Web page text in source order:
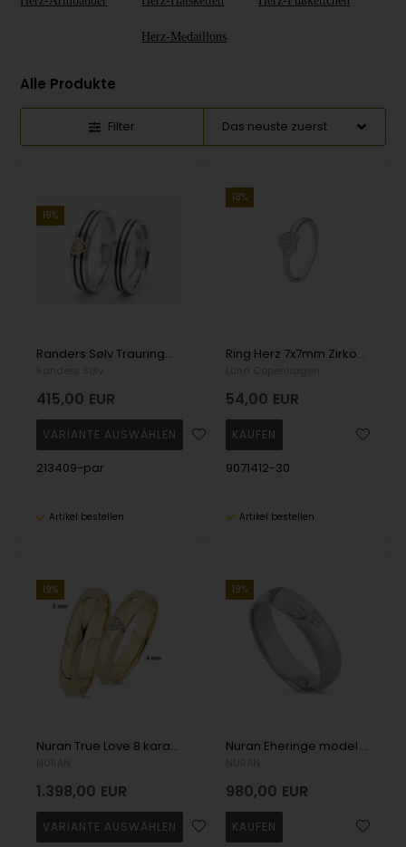
Herz-Medaillons
Alle Produkte
Filter
19%
Randers Sølv Trauringe mit schrägem Muster und Herz – 5,0 mm
415,00 EUR
213409-par
Artikel bestellen
18%
Ring Herz 7x7mm Zirkonia 925,
54,00 EUR
9071412-30
Artikel bestellen
19%
Nuran True Love 8 karat gelbgold Trauringe mit 0.03 ct diamanten wesselton si in herz
1.398,00 EUR
19%
Nuran Eheringe model A4015-9H-DAME
980,00 EUR